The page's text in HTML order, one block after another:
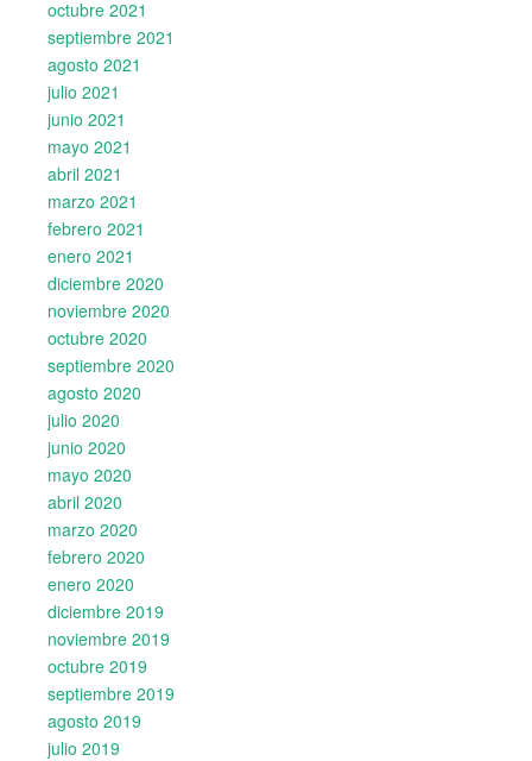
octubre 2021
septiembre 2021
agosto 2021
julio 2021
junio 2021
mayo 2021
abril 2021
marzo 2021
febrero 2021
enero 2021
diciembre 2020
noviembre 2020
octubre 2020
septiembre 2020
agosto 2020
julio 2020
junio 2020
mayo 2020
abril 2020
marzo 2020
febrero 2020
enero 2020
diciembre 2019
noviembre 2019
octubre 2019
septiembre 2019
agosto 2019
julio 2019